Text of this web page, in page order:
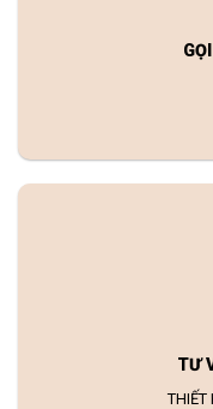
TƯ
THIẾT